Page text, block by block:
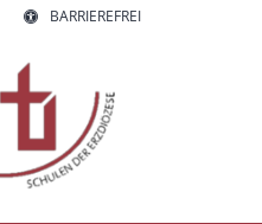
BARRIEREFREI